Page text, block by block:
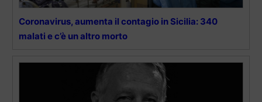
Coronavirus, aumenta il contagio in Sicilia: 340
malati e c’è un altro morto